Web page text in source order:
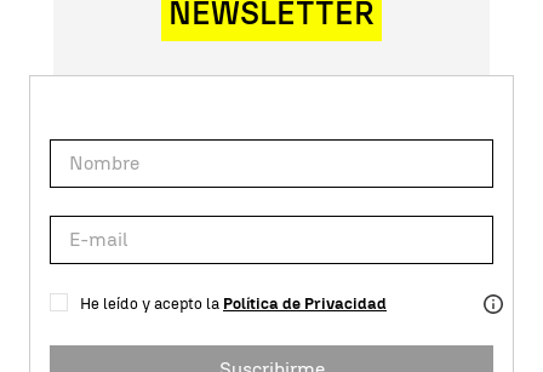
NEWSLETTER
He leído y acepto la Política de Privacidad